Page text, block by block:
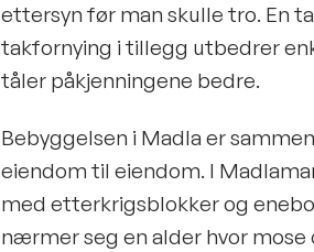
ettersyn før man skulle tro. En
takfornying i tillegg utbedrer
tåler påkjenningene bedre.
Bebyggelsen i Madla er
eiendom til eiendom. I
med etterkrigsblokker og
nærmer seg en alder hvor